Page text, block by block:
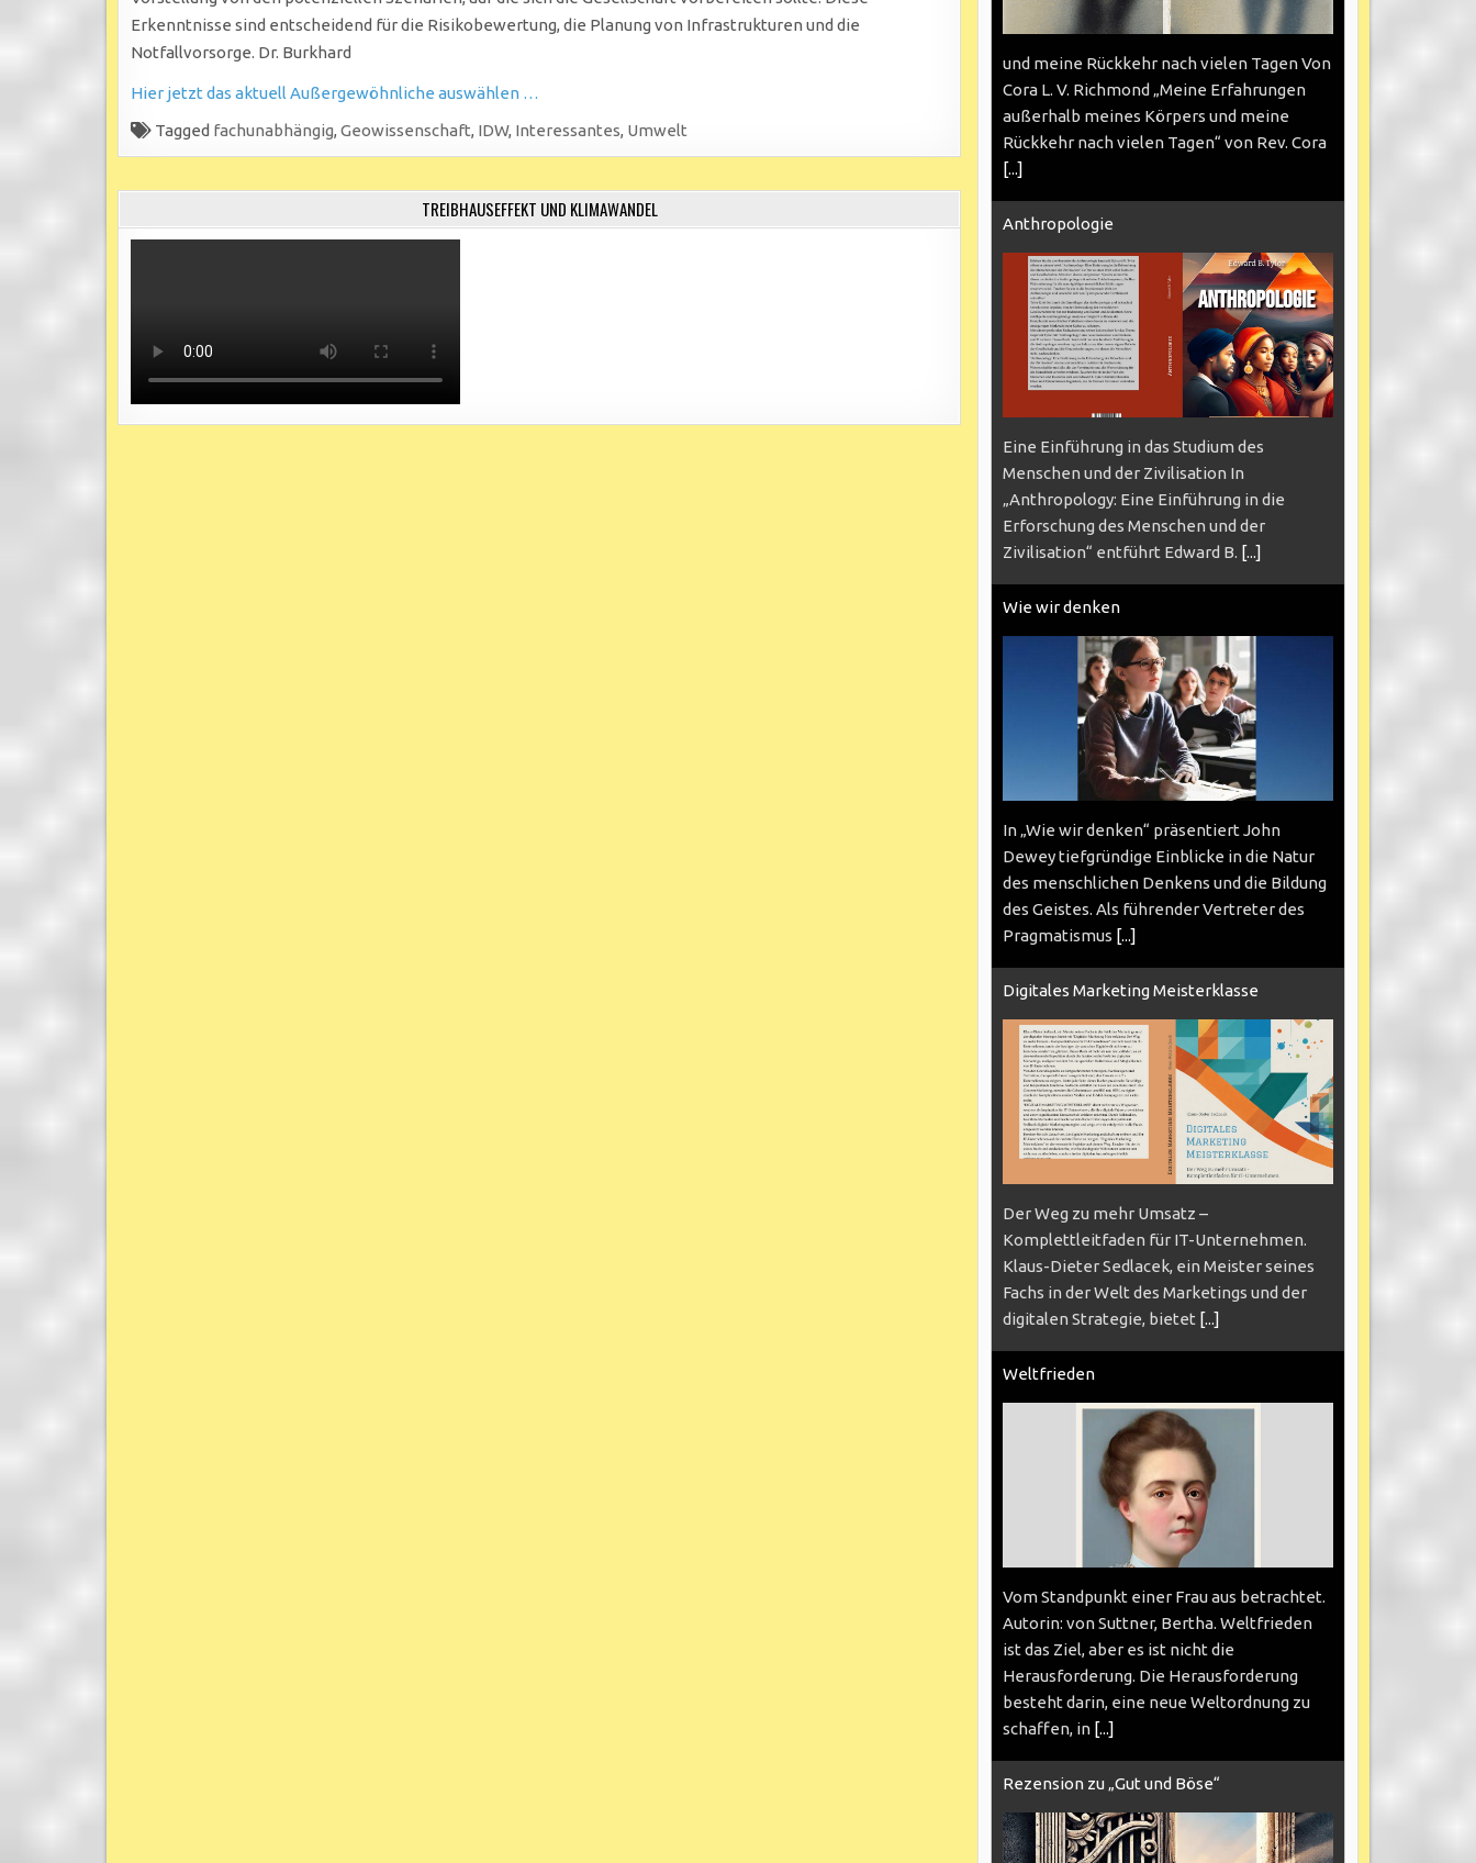
Erkenntnisse sind entscheidend für die Risikobewertung, die Planung von Infrastrukturen und die
Notfallvorsorge. Dr. Burkhard
Hier jetzt das aktuell Außergewöhnliche auswählen …
Tagged fachunabhängig,Geowissenschaft, IDW, Interessantes, Umwelt
TREIBHAUSEFFEKT UND KLIMAWANDEL
und meine Rückkehr nach vielen Tagen Von
Cora L. V. Richmond „Meine Erfahrungen
außerhalb meines Körpers und meine
Rückkehr nach vielen Tagen“ von Rev. Cora
[...]
Anthropologie
Eine Einführung in das Studium des
Menschen und der Zivilisation In
„Anthropology: Eine Einführung in die
Erforschung des Menschen und der
Zivilisation“ entführt Edward B. [...]
Wie wir denken
In „Wie wir denken“ präsentiert John
Dewey tiefgründige Einblicke in die Natur
des menschlichen Denkens und die Bildung
des Geistes. Als führender Vertreter des
Pragmatismus [...]
Digitales Marketing Meisterklasse
Der Weg zu mehr Umsatz –
Komplettleitfaden für IT-Unternehmen.
Klaus-Dieter Sedlacek, ein Meister seines
Fachs in der Welt des Marketings und der
digitalen Strategie, bietet [...]
Weltfrieden
Vom Standpunkt einer Frau aus betrachtet.
Autorin: von Suttner, Bertha. Weltfrieden
ist das Ziel, aber es ist nicht die
Herausforderung. Die Herausforderung
besteht darin, eine neue Weltordnung zu
schaffen, in [...]
Rezension zu „Gut und Böse“